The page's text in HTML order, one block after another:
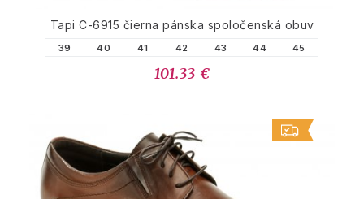
Tapi C-6915 čierna pánska spoločenská obuv
39 40 41 42 43 44 45
101.33 €